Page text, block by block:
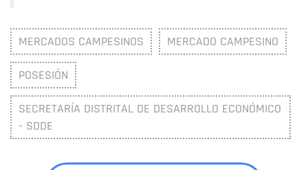
MERCADOS CAMPESINOS MERCADO CAMPESINO
POSESIÓN
SECRETARÍA DISTRITAL DE DESARROLLO ECONÓMICO
- SDDE